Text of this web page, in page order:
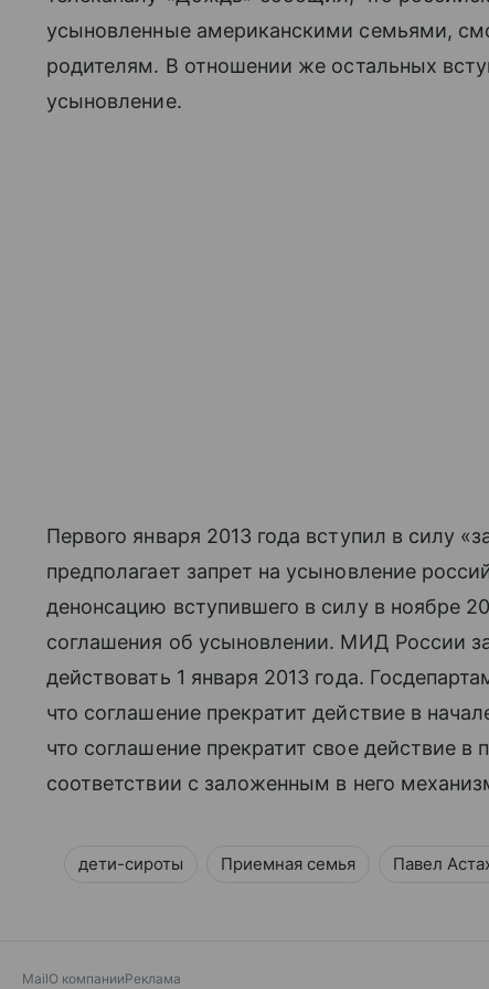
усыновленные американскими семьями,
родителям. В отношении же остальных
усыновление.
Первого января 2013 года вступил в силу
предполагает запрет на усыновление
денонсацию вступившего в силу в ноябре
соглашения об усыновлении. МИД России
действовать 1 января 2013 года.
что соглашение прекратит действие в
что соглашение прекратит свое действие в
соответствии с заложенным в него
дети-сироты Приемная семья Павел
MailО компанииРеклама